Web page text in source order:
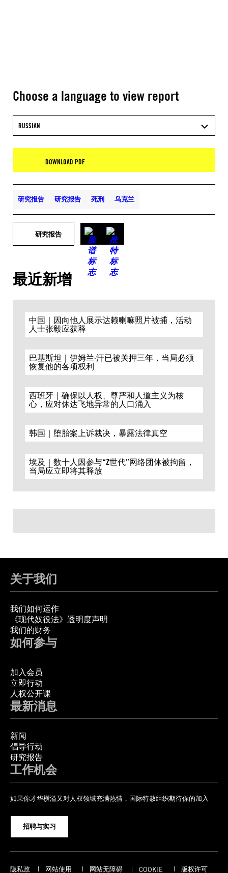
Choose a language to view report
RUSSIAN
DOWNLOAD PDF
研究报告 研究报告 死刑 乌克兰
研究报告
最近新增
中国｜因向他人展示达赖喇嘛照片被捕，活动
人士张毅应获释
巴基斯坦｜伊姆兰·汗已被关押三年，当局必须
恢复他的各项权利
西班牙｜确保以人权、尊严和人道主义为核
心，应对休达飞地异常的人口涌入
韩国｜堕胎案上诉裁决，暴露法律真空
埃及｜数十人因参与“Z世代”网络团体被拘留，
当局应立即将其释放
关于我们
我们如何运作
《现代奴役法》透明度声明
我们的财务
如何参与
加入会员
立即行动
人权公开课
最新消息
新闻
倡导行动
研究报告
工作机会
如果你才华横溢又对人权领域充满热情，国际特赦组织期待你的加入
招聘与实习
隐私政 网站使用 网站无障碍 COOKIE 版权许可